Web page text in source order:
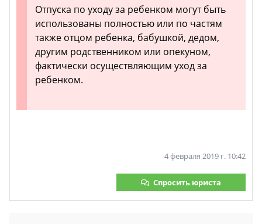
Отпуска по уходу за ребенком могут быть
использованы полностью или по частям
также отцом ребенка, бабушкой, дедом,
другим родственником или опекуном,
фактически осуществляющим уход за
ребенком.
4 февраля 2019 г. 10:42
Спросить юриста